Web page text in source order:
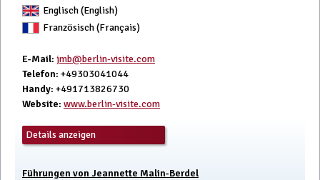
Englisch (English)
Französisch (Français)
E-Mail: jmb@berlin-visite.com
Telefon: +49303041044
Handy: +491713826730
Website: www.berlin-visite.com
Details anzeigen
Führungen von Jeannette Malin-Berdel